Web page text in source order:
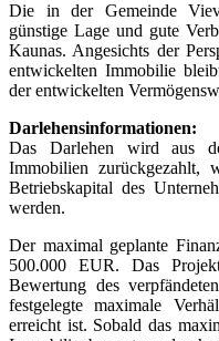
Die in der Gemeinde
günstige Lage und gute
Kaunas. Angesichts der
entwickelten Immobilie
der entwickelten
Darlehensinformationen:
Das Darlehen wird aus
Immobilien zurückgezahlt,
Betriebskapital des
werden.
Der maximal geplante
500.000 EUR. Das
Bewertung des
festgelegte maximale
erreicht ist. Sobald das